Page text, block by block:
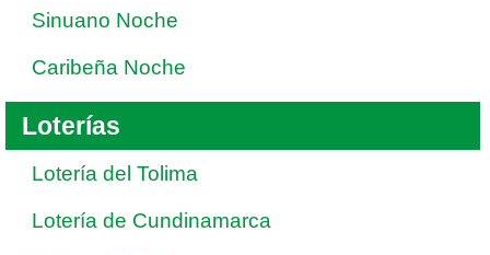
Sinuano Noche
Caribeña Noche
Loterías
Lotería del Tolima
Lotería de Cundinamarca